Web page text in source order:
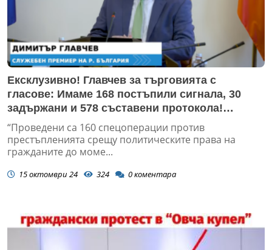
Ексклузивно! Главчев за търговията с
гласове: Имаме 168 постъпили сигнала, 30
задържани и 578 съставени протокола!
(ВИДЕО)
“Проведени са 160 спецоперации против
престъпленията срещу политическите права на
гражданите до моме...
15 октомври 24 324 0коментара